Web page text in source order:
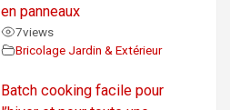
en panneaux
7views
Bricolage Jardin & Extérieur
Batch cooking facile pour